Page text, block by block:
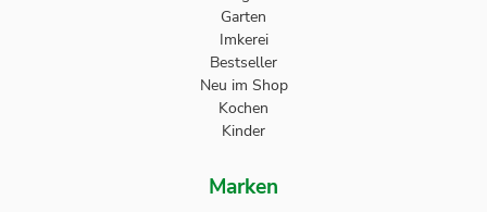
Garten
Imkerei
Bestseller
Neu im Shop
Kochen
Kinder
Marken